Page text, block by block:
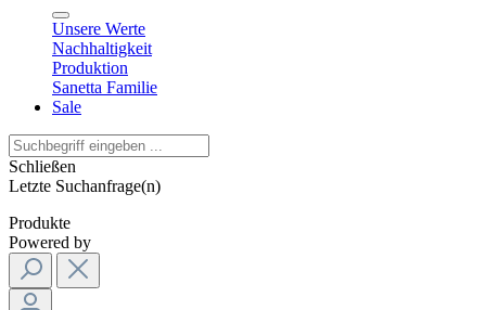
Unsere Werte
Nachhaltigkeit
Produktion
Sanetta Familie
Sale
Schließen
Letzte Suchanfrage(n)
Produkte
Powered by